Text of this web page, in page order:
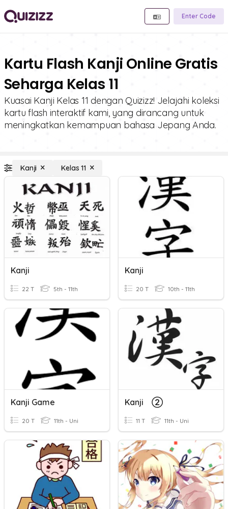
Enter Code
Kartu Flash Kanji Online Gratis
Seharga Kelas 11
Kuasai Kanji Kelas 11 dengan Quizizz! Jelajahi koleksi
kartu flash interaktif kami, yang dirancang untuk
meningkatkan kemampuan bahasa Jepang Anda.
Kanji Kelas 11
Kanji
22 T 5th - 11th
Kanji
20 T 10th - 11th
Kanji Game
20 T 11th - Uni
Kanji ②
11 T 11th - Uni